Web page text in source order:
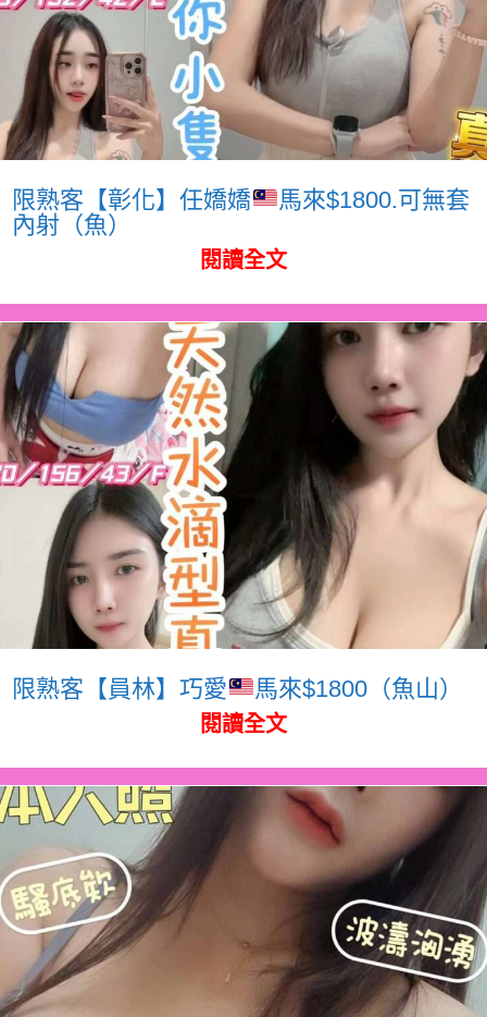
限熟客【彰化】任嬌嬌
馬來$1800.可無套
內射（魚）
閱讀全文
限熟客【員林】巧愛 馬來$1800（魚山）
閱讀全文